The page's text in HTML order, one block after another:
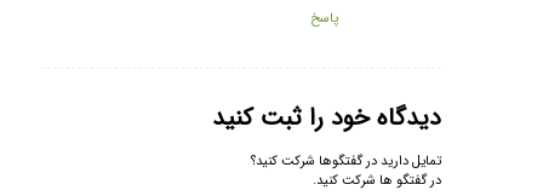
پاسخ
دیدگاه خود را ثبت کنید
تمایل دارید در گفتگوها شرکت کنید؟
در گفتگو ها شرکت کنید.